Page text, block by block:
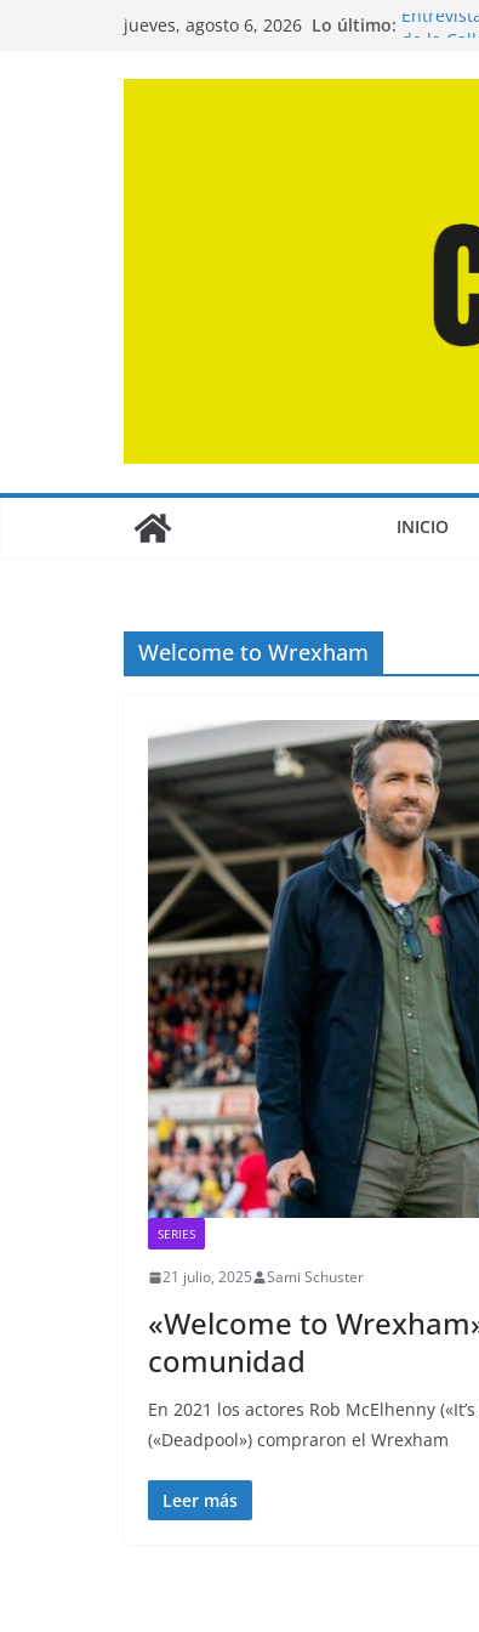
jueves, agosto 6, 2026 Lo último:
INICIO
Welcome to Wrexham
SERIES
21 julio, 2025 Sami Schuster
«Welcome to
comunidad
En 2021 los actores Rob McElhenny
(«Deadpool») compraron el Wrexham
Leer más